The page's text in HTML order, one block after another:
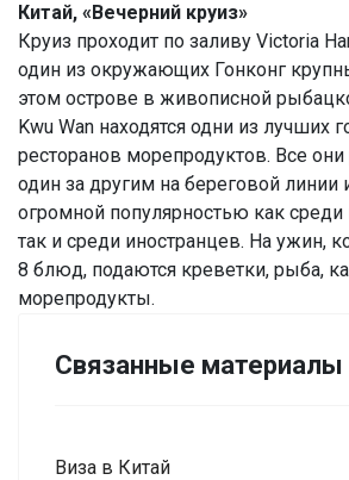
Китай, «Вечерний круиз»
Круиз проходит по заливу Victoria
один из окружающих Гонконг
этом острове в живописной
Kwu Wan находятся одни из лучших
ресторанов морепродуктов. Все
один за другим на береговой линии
огромной популярностью как
так и среди иностранцев. На ужин,
8 блюд, подаются креветки, рыба,
морепродукты.
Связанные материалы
Виза в Китай